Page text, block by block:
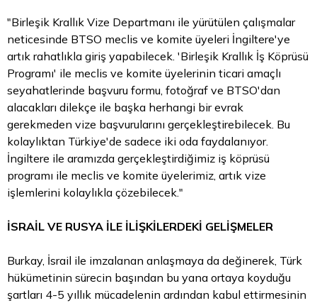
"Birleşik Krallık Vize Departmanı ile yürütülen çalışmalar
neticesinde BTSO meclis ve komite üyeleri İngiltere'ye
artık rahatlıkla giriş yapabilecek. 'Birleşik Krallık İş Köprüsü
Programı' ile meclis ve komite üyelerinin ticari amaçlı
seyahatlerinde başvuru formu, fotoğraf ve BTSO'dan
alacakları dilekçe ile başka herhangi bir evrak
gerekmeden vize başvurularını gerçekleştirebilecek. Bu
kolaylıktan Türkiye'de sadece iki oda faydalanıyor.
İngiltere ile aramızda gerçekleştirdiğimiz iş köprüsü
programı ile meclis ve komite üyelerimiz, artık vize
işlemlerini kolaylıkla çözebilecek."
İSRAİL VE RUSYA İLE İLİŞKİLERDEKİ GELİŞMELER
Burkay, İsrail ile imzalanan anlaşmaya da değinerek, Türk
hükümetinin sürecin başından bu yana ortaya koyduğu
şartları 4-5 yıllık mücadelenin ardından kabul ettirmesinin